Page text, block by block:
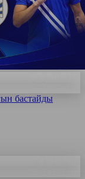
бастайды